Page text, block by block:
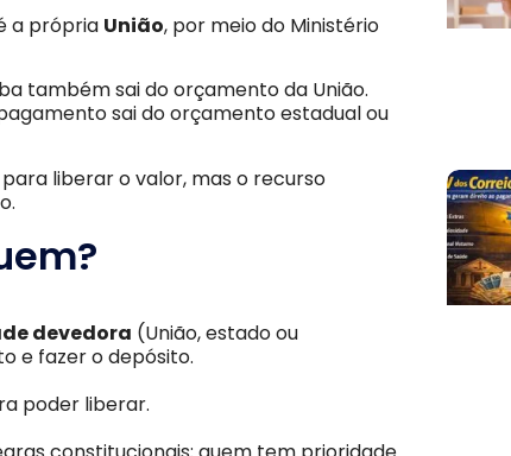
a própria União, por meio do Ministério
também sai do orçamento da União.
sai do orçamento estadual ou
liberar o valor, mas o recurso
devedora (União, estado ou
e fazer o depósito.
poder liberar.